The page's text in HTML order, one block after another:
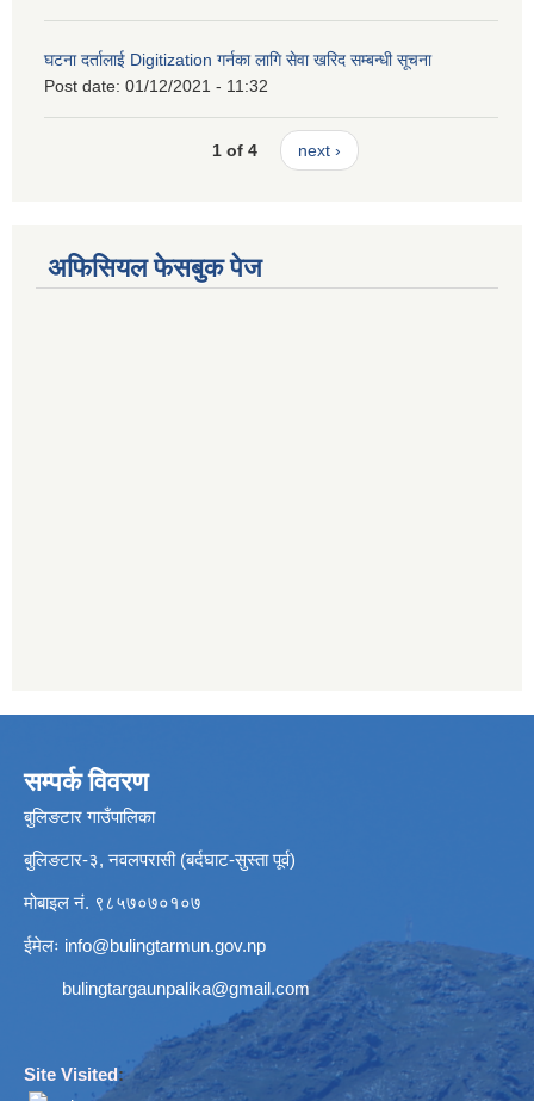
घटना दर्तालाई Digitization गर्नका लागि सेवा खरिद सम्बन्धी सूचना
Post date: 01/12/2021 - 11:32
1 of 4 next ›
अफिसियल फेसबुक पेज
सम्पर्क विवरण
बुलिङटार गाउँपालिका
बुलिङटार-३, नवलपरासी (बर्दघाट-सुस्ता पूर्व)
मोबाइल नं. ९८५७०७०१०७
ईमेलः info@bulingtarmun.gov.np
bulingtargaunpalika@gmail.com
Site Visited: